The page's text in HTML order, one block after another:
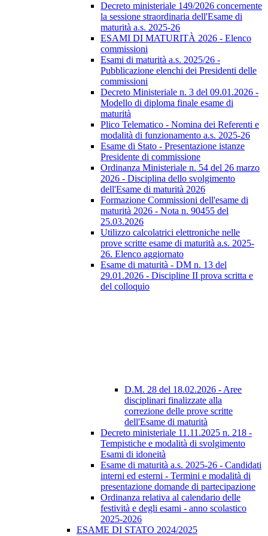
Decreto ministeriale 149/2026 concernente
la sessione straordinaria dell'Esame di
maturità a.s. 2025-26
ESAMI DI MATURITÀ 2026 - Elenco
commissioni
Esami di maturità a.s. 2025/26 -
Pubblicazione elenchi dei Presidenti delle
commissioni
Decreto Ministeriale n. 3 del 09.01.2026 -
Modello di diploma finale esame di
maturità
Plico Telematico - Nomina dei Referenti e
modalità di funzionamento a.s. 2025-26
Esame di Stato - Presentazione istanze
Presidente di commissione
Ordinanza Ministeriale n. 54 del 26 marzo
2026 - Disciplina dello svolgimento
dell'Esame di maturità 2026
Formazione Commissioni dell'esame di
maturità 2026 - Nota n. 90455 del
25.03.2026
Utilizzo calcolatrici elettroniche nelle
prove scritte esame di maturità a.s. 2025-
26. Elenco aggiornato
Esame di maturità - DM n. 13 del
29.01.2026 - Discipline II prova scritta e
del colloquio
D.M. 28 del 18.02.2026 - Aree
disciplinari finalizzate alla
correzione delle prove scritte
dell'Esame di maturità
Decreto ministeriale 11.11.2025 n. 218 -
Tempistiche e modalità di svolgimento
Esami di idoneità
Esame di maturità a.s. 2025-26 - Candidati
interni ed esterni - Termini e modalità di
presentazione domande di partecipazione
Ordinanza relativa al calendario delle
festività e degli esami - anno scolastico
2025-2026
ESAME DI STATO 2024/2025